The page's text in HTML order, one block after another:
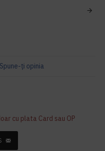
Spune-ţi opinia
cu plata Card sau OP